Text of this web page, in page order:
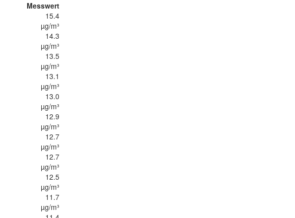
Messwert
15.4
µg/m³
14.3
µg/m³
13.5
µg/m³
13.1
µg/m³
13.0
µg/m³
12.9
µg/m³
12.7
µg/m³
12.7
µg/m³
12.5
µg/m³
11.7
µg/m³